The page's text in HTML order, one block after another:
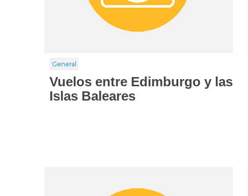
General
Vuelos entre Edimburgo y las
Islas Baleares